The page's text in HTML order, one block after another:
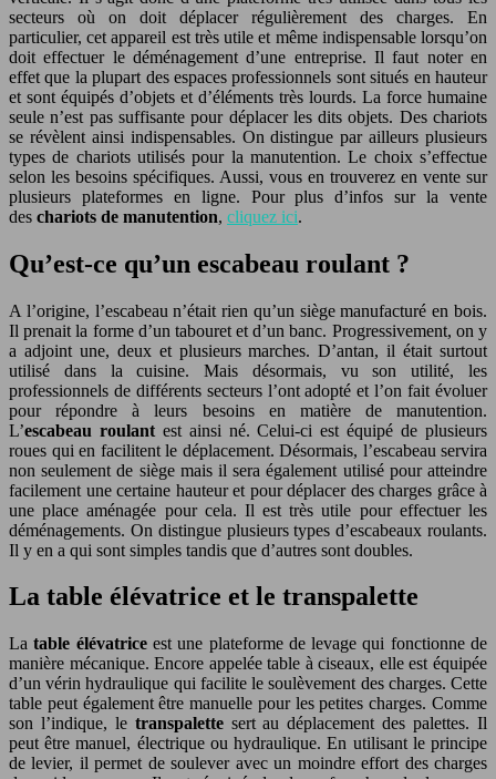
secteurs où on doit déplacer régulièrement des charges. En
particulier, cet appareil est très utile et même indispensable lorsqu’on
doit effectuer le déménagement d’une entreprise. Il faut noter en
effet que la plupart des espaces professionnels sont situés en hauteur
et sont équipés d’objets et d’éléments très lourds. La force humaine
seule n’est pas suffisante pour déplacer les dits objets. Des chariots
se révèlent ainsi indispensables. On distingue par ailleurs plusieurs
types de chariots utilisés pour la manutention. Le choix s’effectue
selon les besoins spécifiques. Aussi, vous en trouverez en vente sur
plusieurs plateformes en ligne. Pour plus d’infos sur la vente
des chariots de manutention, cliquez ici.
Qu’est-ce qu’un escabeau roulant ?
A l’origine, l’escabeau n’était rien qu’un siège manufacturé en bois.
Il prenait la forme d’un tabouret et d’un banc. Progressivement, on y
a adjoint une, deux et plusieurs marches. D’antan, il était surtout
utilisé dans la cuisine. Mais désormais, vu son utilité, les
professionnels de différents secteurs l’ont adopté et l’on fait évoluer
pour répondre à leurs besoins en matière de manutention.
L’escabeau roulantest ainsi né. Celui-ci est équipé de plusieurs
roues qui en facilitent le déplacement. Désormais, l’escabeau servira
non seulement de siège mais il sera également utilisé pour atteindre
facilement une certaine hauteur et pour déplacer des charges grâce à
une place aménagée pour cela. Il est très utile pour effectuer les
déménagements. On distingue plusieurs types d’escabeaux roulants.
Il y en a qui sont simples tandis que d’autres sont doubles.
La table élévatrice et le transpalette
Latable élévatriceest une plateforme de levage qui fonctionne de
manière mécanique. Encore appelée table à ciseaux, elle est équipée
d’un vérin hydraulique qui facilite le soulèvement des charges. Cette
table peut également être manuelle pour les petites charges. Comme
son l’indique, le transpalettesert au déplacement des palettes. Il
peut être manuel, électrique ou hydraulique. En utilisant le principe
de levier, il permet de soulever avec un moindre effort des charges